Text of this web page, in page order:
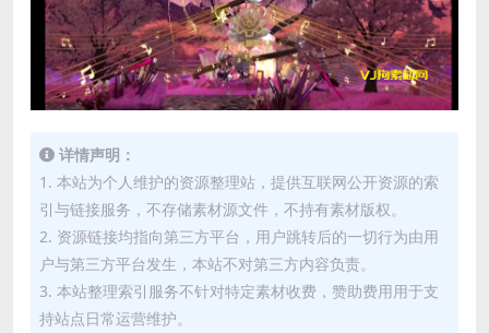
详情声明：
1. 本站为个人维护的资源整理站，提供互联网公开资源的索
引与链接服务，不存储素材源文件，不持有素材版权。
2. 资源链接均指向第三方平台，用户跳转后的一切行为由用
户与第三方平台发生，本站不对第三方内容负责。
3. 本站整理索引服务不针对特定素材收费，赞助费用用于支
持站点日常运营维护。